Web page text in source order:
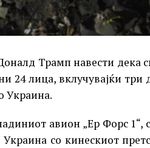
Трамп навести дека
24 лица, вклучувајќи
Украина.
авион „Ер Форс 1“,
со кинескиот